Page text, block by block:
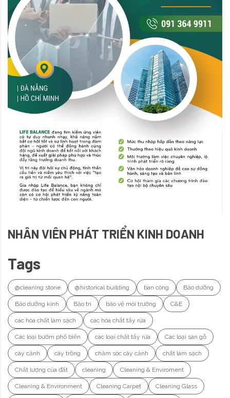
NHÂN VIÊN PHÁT TRIỂN KINH DOANH
Tags
@cleaning stone @historical building ban công Bảo dưỡng
Bảo dưỡng kính Bảo trì bảo vệ môi trường C&E
các hóa chất làm sạch các hóa chất tẩy rửa
Các loại bướm phổ biến các loại chất tẩy rửa Các loại sàn gỗ
cây cảnh cây trồng chăm sóc cây cảnh chất làm sạch
Chất lượng của đất cleaning Cleaning & Enviroment
Cleaning & Environment Cleaning Carpet Cleaning Glass